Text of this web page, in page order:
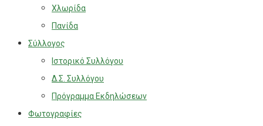
Χλωρίδα
Πανίδα
Σύλλογος
Ιστορικό Συλλόγου
Δ.Σ. Συλλόγου
Πρόγραμμα Εκδηλώσεων
Φωτογραφίες